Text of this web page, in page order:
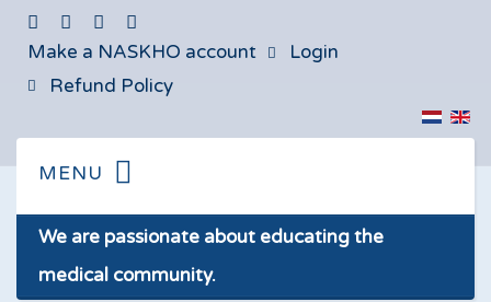
Make a NASKHO account
Login
Refund Policy
We are passionate about educating the
medical community.